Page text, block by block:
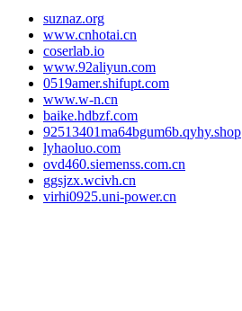
suznaz.org
www.cnhotai.cn
coserlab.io
www.92aliyun.com
0519amer.shifupt.com
www.w-n.cn
baike.hdbzf.com
92513401ma64bgum6b.qyhy.shop
lyhaoluo.com
ovd460.siemenss.com.cn
ggsjzx.wcivh.cn
virhi0925.uni-power.cn